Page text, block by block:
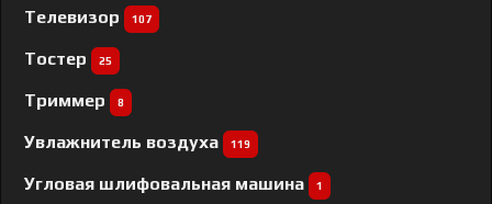
Телевизор 107
Тостер 25
Триммер 8
Увлажнитель воздуха 119
Угловая шлифовальная машина 1